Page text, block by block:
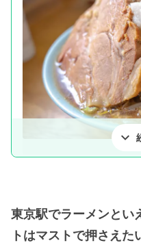
東京駅でラーメンとい
トはマストで押さえた